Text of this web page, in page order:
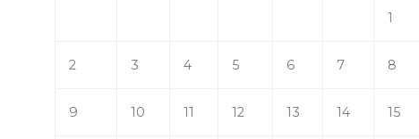
1
2 3 4 5 6 7 8
9 10 11 12 13 14 15